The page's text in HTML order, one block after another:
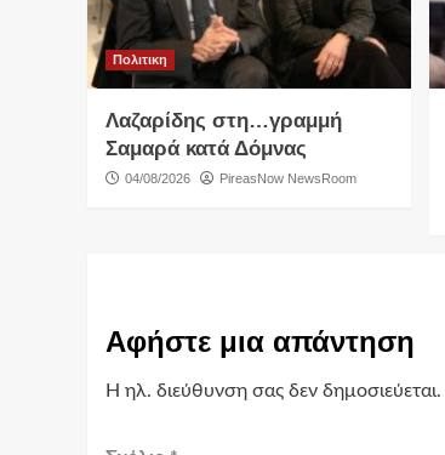
Πολιτικη
Λαζαρίδης στη…γραμμή
Σαμαρά κατά Δόμνας
04/08/2026 PireasNow NewsRoom
Αφήστε μια απάντηση
Η ηλ. διεύθυνση σας δεν δημοσιεύεται.